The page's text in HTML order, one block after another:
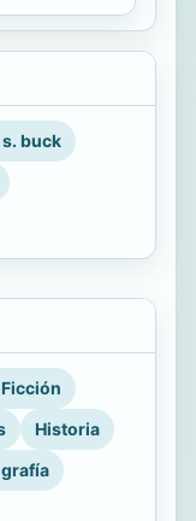
buck
Historia